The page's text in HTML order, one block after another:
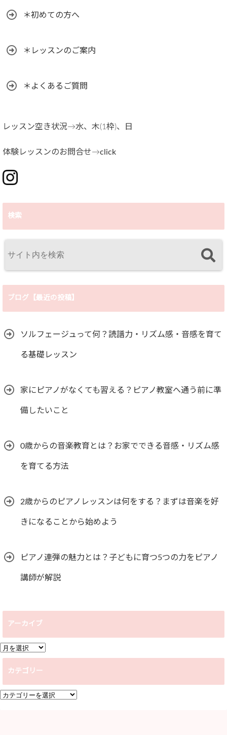
＊初めての方へ
＊レッスンのご案内
＊よくあるご質問
レッスン空き状況→水、木(1枠)、日
体験レッスンのお問合せ→click
検索
ブログ【最近の投稿】
ソルフェージュって何？読譜力・リズム感・音感を育て
る基礎レッスン
家にピアノがなくても習える？ピアノ教室へ通う前に準
備したいこと
0歳からの音楽教育とは？お家でできる音感・リズム感
を育てる方法
2歳からのピアノレッスンは何をする？まずは音楽を好
きになることから始めよう
ピアノ連弾の魅力とは？子どもに育つ5つの力をピアノ
講師が解説
アーカイブ
ア
ー
イ
ブ
カテゴリー
カ